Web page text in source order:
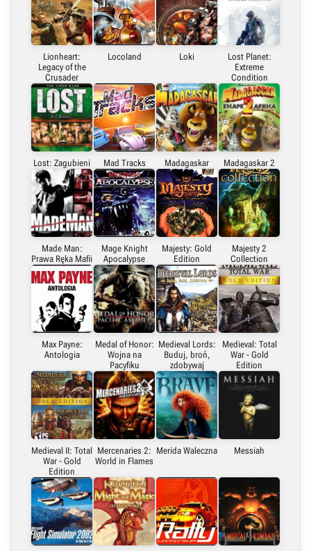
Lionheart:
Legacy of the
Crusader
Locoland Loki
Lost Planet:
Extreme
Condition
Lost: Zagubieni Mad Tracks Madagaskar Madagaskar 2
Made Man:
Prawa Ręka Mafii
Mage Knight
Apocalypse
Majesty: Gold
Edition
Majesty 2
Collection
Max Payne:
Antologia
Medal of Honor:
Wojna na
Pacyfiku
Medieval Lords:
Buduj, broń,
zdobywaj
Medieval: Total
War - Gold
Edition
Medieval II: Total
War - Gold
Edition
Mercenaries 2:
World in Flames
Merida Waleczna Messiah